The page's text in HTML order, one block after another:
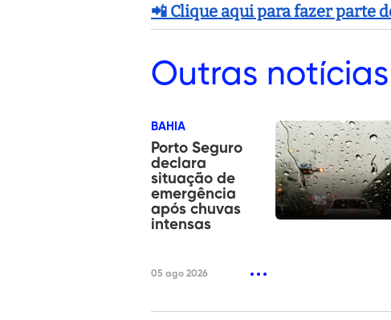
📲 Clique aqui para fazer parte
Outras
BAHIA
Porto Seguro
declara
situação de
emergência
após chuvas
intensas
05 ago 2026